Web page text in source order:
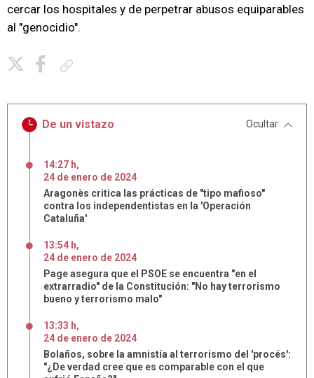
cercar los hospitales y de perpetrar abusos equiparables
al "genocidio".
De un vistazo Ocultar
14:27 h,
24 de enero de 2024
Aragonès critica las prácticas de "tipo mafioso"
contra los independentistas en la 'Operación
Cataluña'
13:54 h,
24 de enero de 2024
Page asegura que el PSOE se encuentra "en el
extrarradio" de la Constitución: "No hay terrorismo
bueno y terrorismo malo"
13:33 h,
24 de enero de 2024
Bolaños, sobre la amnistía al terrorismo del 'procés':
"¿De verdad cree que es comparable con el que